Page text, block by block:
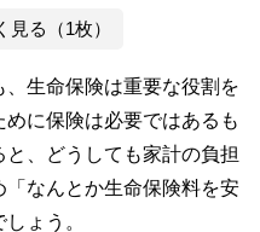
見る（1枚）
生命保険は重要な役割を
に保険は必要ではあるも
、どうしても家計の負担
なんとか生命保険料を安
ょう。